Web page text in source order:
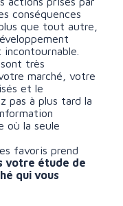
conséquences
que tout autre,
très
marché, votre
et le
pas à plus tard la
où la seule
favoris prend
votre étude de
qui vous